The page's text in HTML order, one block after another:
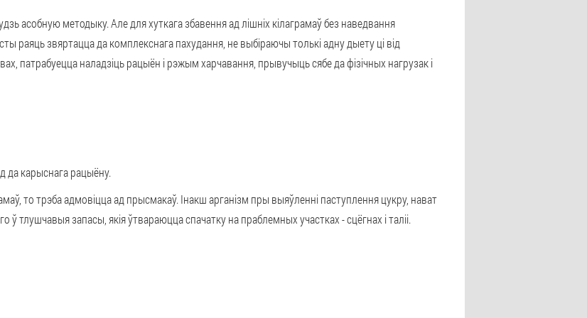
асобную методыку. Але для хуткага збавення ад лішніх кілаграмаў без наведвання
раяць звяртацца да комплекснага пахудання, не выбіраючы толькі адну дыету ці від
патрабуецца наладзіць рацыён і рэжым харчавання, прывучыць сябе да фізічных нагрузак і
да карыснага рацыёну.
то трэба адмовіцца ад прысмакаў. Інакш арганізм пры выяўленні паступлення цукру, нават
ў тлушчавыя запасы, якія ўтвараюцца спачатку на праблемных участках - сцёгнах і таліі.